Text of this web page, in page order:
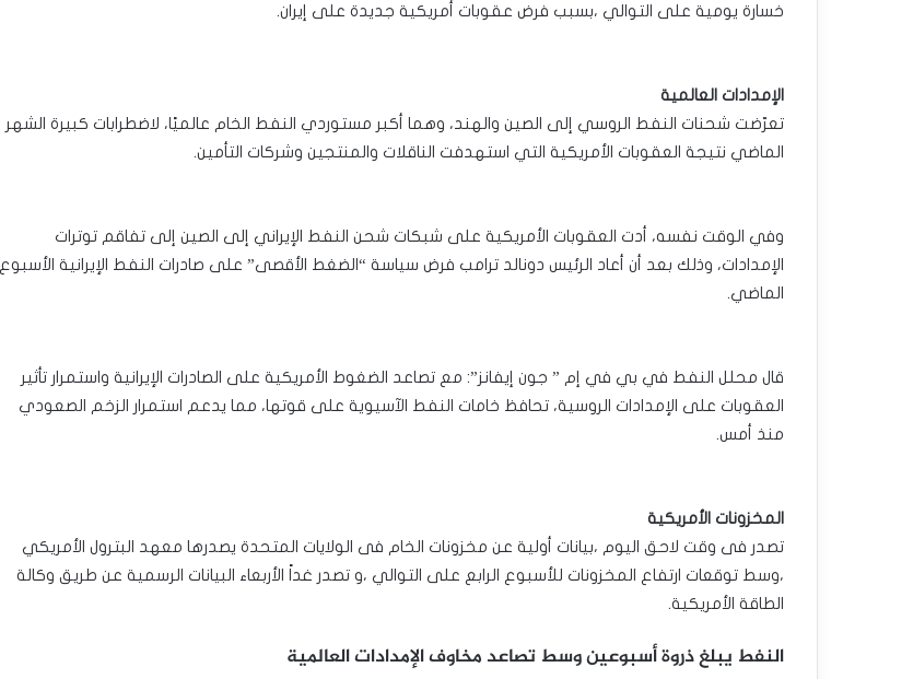
خسارة يومية على التوالي ،بسبب فرض عقوبات أمريكية جديدة على إيران.
الإمدادات العالمية
تعرّضت شحنات النفط الروسي إلى الصين والهند، وهما أكبر مستوردي النفط الخام عالميًا، لاضطرابات كبيرة الشهر
الماضي نتيجة العقوبات الأمريكية التي استهدفت الناقلات والمنتجين وشركات التأمين.
وفي الوقت نفسه، أدت العقوبات الأمريكية على شبكات شحن النفط الإيراني إلى الصين إلى تفاقم توترات
الإمدادات، وذلك بعد أن أعاد الرئيس دونالد ترامب فرض سياسة “الضغط الأقصى” على صادرات النفط الإيرانية الأسبوع
الماضي.
قال محلل النفط في بي في إم ” جون إيفانز”: مع تصاعد الضغوط الأمريكية على الصادرات الإيرانية واستمرار تأثير
العقوبات على الإمدادات الروسية، تحافظ خامات النفط الآسيوية على قوتها، مما يدعم استمرار الزخم الصعودي
منذ أمس.
المخزونات الأمريكية
تصدر فى وقت لاحق اليوم ،بيانات أولية عن مخزونات الخام فى الولايات المتحدة يصدرها معهد البترول الأمريكي
،وسط توقعات ارتفاع المخزونات للأسبوع الرابع على التوالي ،و تصدر غداً الأربعاء البيانات الرسمية عن طريق وكالة
الطاقة الأمريكية.
النفط يبلغ ذروة أسبوعين وسط تصاعد مخاوف الإمدادات العالمية